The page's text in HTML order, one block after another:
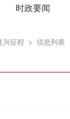
时政要闻
兴征程 > 信息列表